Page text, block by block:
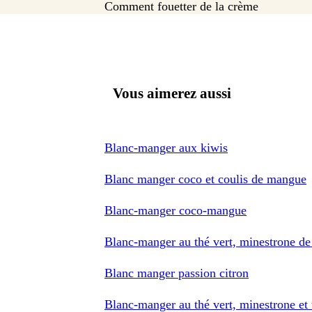
Comment fouetter de la crème
Vous aimerez aussi
Blanc-manger aux kiwis
Blanc manger coco et coulis de mangue
Blanc-manger coco-mangue
Blanc-manger au thé vert, minestrone
Blanc manger passion citron
Blanc-manger au thé vert, minestrone et